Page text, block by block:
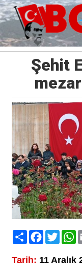
Şehit
Paylaş
Tarih: 11 Aralık